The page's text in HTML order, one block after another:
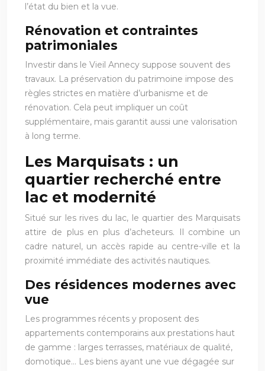
l’état du bien et la vue.
Rénovation et contraintes
patrimoniales
Investir dans le Vieil Annecy suppose souvent des
travaux. La préservation du patrimoine impose des
règles strictes en matière d’urbanisme et de
rénovation. Cela peut impliquer un coût
supplémentaire, mais garantit aussi une valorisation
à long terme.
Les Marquisats : un
quartier recherché entre
lac et modernité
Situé sur les rives du lac, le quartier des Marquisats
attire de plus en plus d’acheteurs. Il combine un
cadre naturel, un accès rapide au centre-ville et la
proximité immédiate des activités nautiques.
Des résidences modernes avec
vue
Les programmes récents y proposent des
appartements contemporains aux prestations haut
de gamme : larges terrasses, matériaux de qualité,
domotique… Les biens ayant une vue dégagée sur